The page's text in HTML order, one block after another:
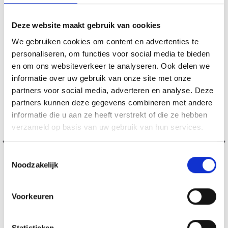
Deze website maakt gebruik van cookies
We gebruiken cookies om content en advertenties te
personaliseren, om functies voor social media te bieden
en om ons websiteverkeer te analyseren. Ook delen we
informatie over uw gebruik van onze site met onze
partners voor social media, adverteren en analyse. Deze
partners kunnen deze gegevens combineren met andere
informatie die u aan ze heeft verstrekt of die ze hebben
verzameld op basis van uw gebruik van hun services.
Noodzakelijk
Voorkeuren